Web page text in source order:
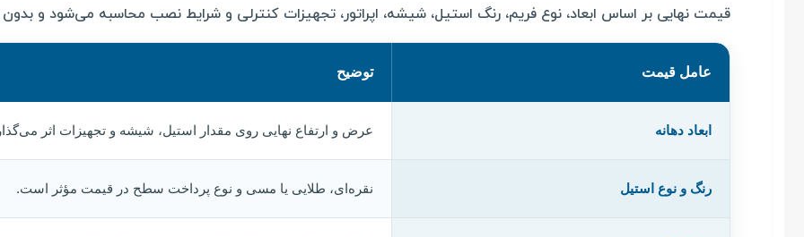
قیمت نهایی بر اساس ابعاد، نوع فریم، رنگ استیل، شیشه، اپراتور، تجهیزات کنترلی و شرایط نصب محاسبه می‌شود و بدون
عامل قیمت توضیح
ابعاد دهانه عرض و ارتفاع نهایی روی مقدار استیل، شیشه و تجهیزات اثر
رنگ و نوع استیل نقره‌ای، طلایی یا مسی و نوع پرداخت سطح در قیمت مؤثر است.